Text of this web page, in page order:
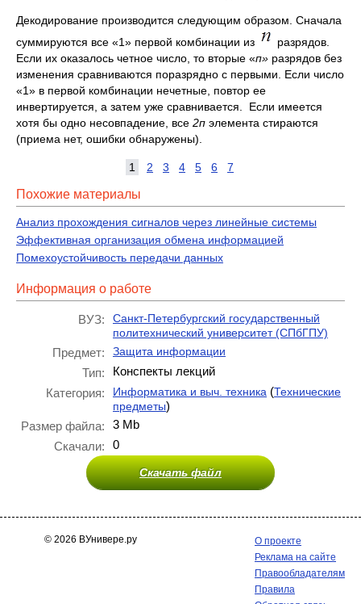
Декодирование производится следующим образом. Сначала
суммируются все «1» первой комбинации из
разрядов.
Если их оказалось четное число, то вторые «п» разрядов без
изменения сравниваются поразрядно с первыми. Если число
«1» в первой комбинации нечетные, повтор ее
инвертируется, а затем уже сравнивается. Если имеется
хотя бы одно несовпадение, все 2п элемента стираются
(приема нет, ошибки обнаружены).
1 2 3 4 5 6 7
Похожие материалы
Анализ прохождения сигналов через линейные системы
Эффективная организация обмена информацией
Помехоустойчивость передачи данных
Информация о работе
ВУЗ:
Санкт-Петербургский государственный
политехнический университет (СПбГПУ)
Предмет: Защита информации
Тип:
Конспекты лекций
Категория:
Информатика и выч. техника (Технические
предметы)
Размер файла:
3 Mb
Скачали:
0
Скачать файл
© 2026 ВУнивере.ру
О проекте
Реклама на сайте
Правообладателям
Правила